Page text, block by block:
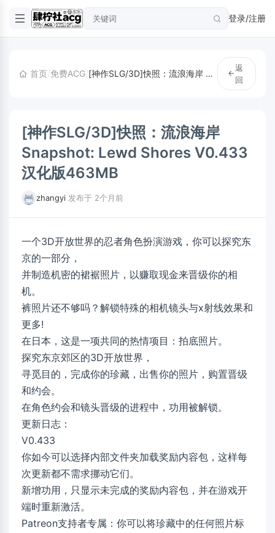
登录/注册
首页/免费ACG/ [神作SLG/3D]快照：流浪海岸 Snapshot: Lewd Shores V0.433 汉化版463MB
返
回
[神作SLG/3D]快照：流浪海岸
Snapshot: Lewd Shores V0.433
汉化版463MB
zhangyi 发布于 2个月前
一个3D开放世界的忍者角色扮演游戏，你可以探究东
京的一部分，
并制造机密的裙裾照片，以赚取现金来晋级你的相
机。
裤照片还不够吗？解锁特殊的相机镜头与x射线效果和
更多!
在日本，这是一项共同的热情项目：拍底照片。
探究东京郊区的3D开放世界，
寻觅目的，完成你的珍藏，出售你的照片，购置晋级
和约会。
在角色约会和镜头晋级的进程中，功用被解锁。
更新日志：
V0.433
你如今可以选择内部文件夹加载奖励内容包，这样每
次更新都不需求挪动它们。
新增功用，只显示未完成的奖励内容包，并在游戏开
端时重新激活。
Patreon支持者专属：你可以将珍藏中的任何照片标